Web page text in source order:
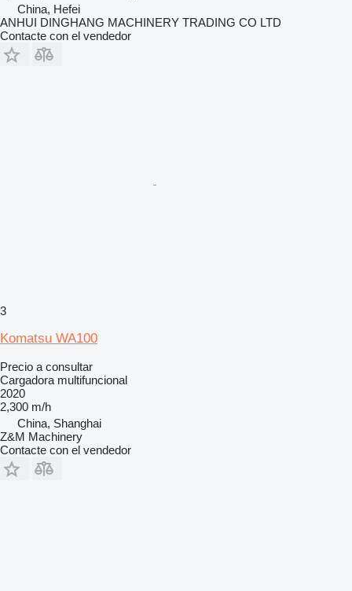
China, Hefei
ANHUI DINGHANG MACHINERY TRADING CO LTD
Contacte con el vendedor
3
Komatsu WA100
Precio a consultar
Cargadora multifuncional
2020
2,300 m/h
China, Shanghai
Z&M Machinery
Contacte con el vendedor